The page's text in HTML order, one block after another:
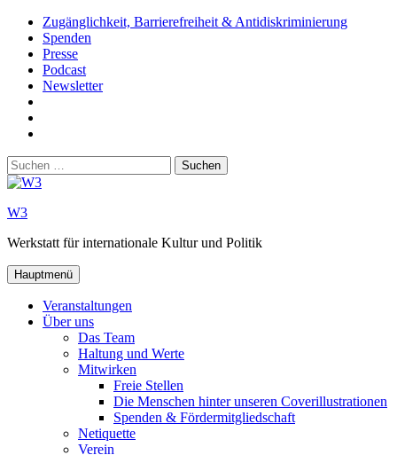
Zum
Inhalt
springen
Zugänglichkeit, Barrierefreiheit & Antidiskriminierung
Spenden
Presse
Podcast
Newsletter
Youtube
Suchen
nach:
W3
Werkstatt für internationale Kultur und Politik
Hauptmenü
Veranstaltungen
Über uns
Das Team
Haltung und Werte
Mitwirken
Freie Stellen
Die Menschen hinter unseren Coverillustrationen
Spenden & Fördermitgliedschaft
Netiquette
Verein